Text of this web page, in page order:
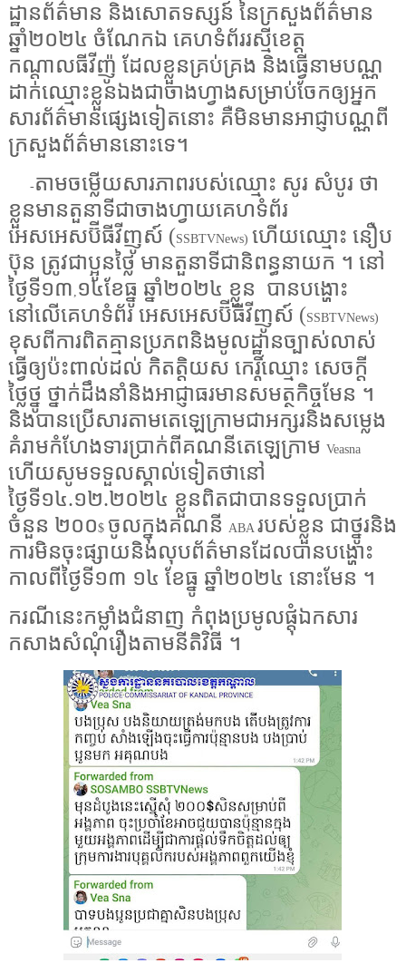
ដ្ឋានព័ត៌មាន និងសោតទស្សន៍ នៃក្រសួងព័ត៌មាន
ឆ្នាំ២០២៤ ចំណែកឯ គេហទំព័ររស្មីខេត្ត
កណ្តាលធីវីញ៉ូ ដែលខ្លួនគ្រប់គ្រង និងធ្វើនាមបណ្ណ
ដាក់ឈ្មោះខ្លួនឯងជាចាងហ្វាងសម្រាប់ចែកឲ្យអ្នក
សារព័ត៌មានផ្សេងទៀតនោះ គឺមិនមានអាជ្ញាបណ្ណពី
ក្រសួងព័ត៌មាននោះទេ។
-តាមចម្លើយសារភាពរបស់ឈ្មោះ សូរ សំបូរ ថា
ខ្លួនមានតួនាទីជាចាងហ្វាយគេហទំព័រ
អេសអេសប៊ីធីវីញូស៍ (SSBTVNews) ហើយឈ្មោះ នឿប
ប៊ុន ត្រូវជាប្អូនថ្លៃ មានតួនាទីជានិពន្ធនាយក ។ នៅ
ថ្ងៃទី១៣ , ១៤ខែធ្នូ ឆ្នាំ២០២៤ ខ្លួន បានបង្ហោះ
នៅលើគេហទំព័រ អេសអេសប៊ីធីវីញូស៍ (SSBTVNews)
ខុសពីការពិតគ្មានប្រភពនិងមូលដ្ឋានច្បាស់លាស់
ធ្វើឲ្យប៉ះពាល់ដល់ កិតត្តិយស កេរ្តិ៍ឈ្មោះ សេចក្ដី
ថ្លៃថ្នូ ថ្នាក់ដឹងនាំនិងអាជ្ញាធរមានសមត្ថកិច្ចមែន ។
និងបានប្រើសារតាមតេឡេក្រាមជាអក្សរនិងសម្លេង
គំរាមកំហែងទារប្រាក់ពីគណនីតេឡេក្រាម Veasna
ហើយសូមទទួលស្គាល់ទៀតថានៅ
ថ្ងៃទី១៤.១២.២០២៤ ខ្លួនពិតជាបានទទួលប្រាក់
ចំនួន ២០០$ ចូលក្នុងគណនី ABA របស់ខ្លួន ជាថ្នូរនិង
ការមិនចុះផ្សាយនិងលុបព័ត៌មានដែលបានបង្ហោះ
កាលពីថ្ងៃទី១៣ ១៤ ខែធ្នូ ឆ្នាំ២០២៤ នោះមែន ។
ករណីនេះកម្លាំងជំនាញ កំពុងប្រមូលផ្តុំឯកសារ
កសាងសំណុំរឿងតាមនីតិវិធី ។